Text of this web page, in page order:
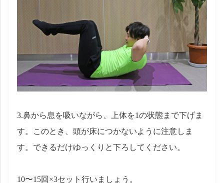
3.鼻から息を吸いながら、上体を1の状態まで下げま
す。このとき、頭が床につかないように注意しま
す。できるだけゆっくりと下ろしてください。
10〜15回×3セット行いましょう。